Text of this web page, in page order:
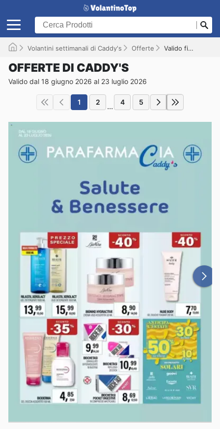
Volantini settimanali di Caddy's Offerte Valido fino al 23/07/2026
OFFERTE DI CADDY'S
Valido dal 18 giugno 2026 al 23 luglio 2026
1 2 ... 4 5